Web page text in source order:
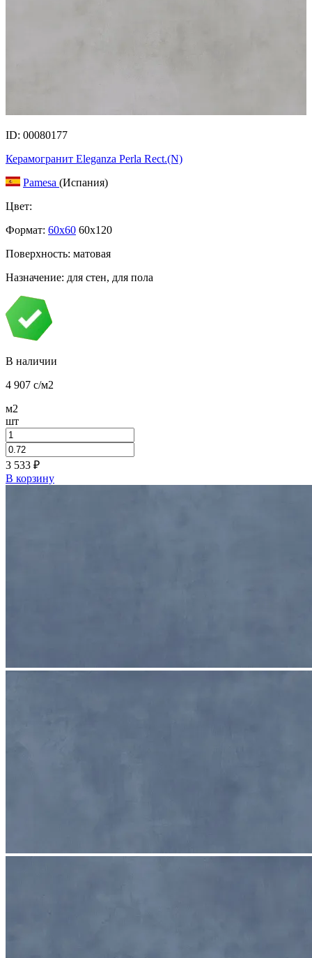
ID: 00080177
Керамогранит Eleganza Perla Rect.(N)
Pamesa (Испания)
Цвет:
Формат: 60x60 60x120
Поверхность: матовая
Назначение: для стен, для пола
В наличии
4 907 c/м2
м2
шт
3 533 ₽
В корзину